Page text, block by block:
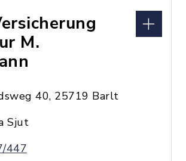
M.
40, 25719 Barlt
Sjut
447